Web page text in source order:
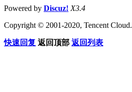
Powered by Discuz! X3.4
Copyright © 2001-2020, Tencent Cloud.
快速回复 返回顶部 返回列表